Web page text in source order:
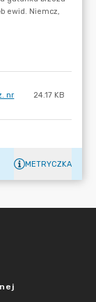
nr
24.17 KB
METRYCZKA